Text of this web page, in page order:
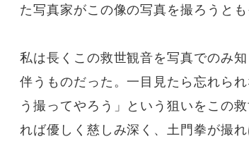
た写真家がこの像の写真を撮ろうと
私は長くこの救世観音を写真でのみ
伴うものだった。一目見たら忘れら
う撮ってやろう」という狙いをこの
れば優しく慈しみ深く、土門拳が撮